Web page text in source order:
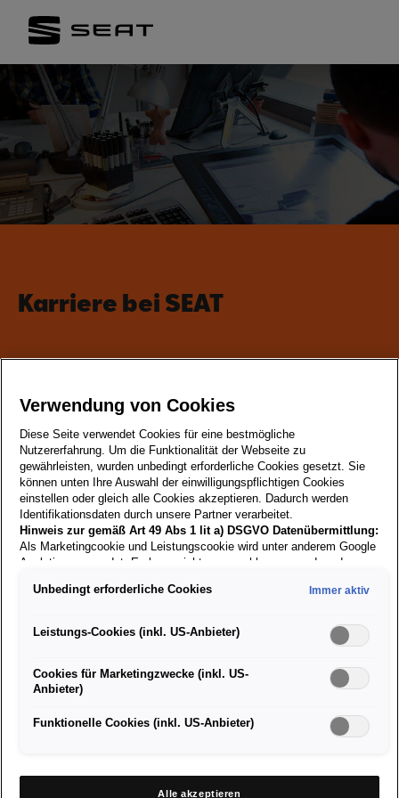
Karriere bei SEAT
Zurück zur
Suche
19.01.2026
Auto-Aufbereiter/in
Aufgabengebiet:
Du reinigst und pflegst Fahrzeuge innen und außen
Du führst Polierarbeiten durch
diverse Hilfsarbeiten und kleine Reparaturarbeiten
Du arbeitest eng mit anderen Abteilungen und
Verwendung von Cookies
Diese Seite verwendet Cookies für eine bestmögliche
Nutzererfahrung. Um die Funktionalität der Webseite zu
gewährleisten, wurden unbedingt erforderliche Cookies gesetzt. Sie
können unten Ihre Auswahl der einwilligungspflichtigen Cookies
einstellen oder gleich alle Cookies akzeptieren. Dadurch werden
Identifikationsdaten durch unsere Partner verarbeitet.
Hinweis zur gemäß Art 49 Abs 1 lit a) DSGVO Datenübermittlung:
Als Marketingcookie und Leistungscookie wird unter anderem Google
Analytics verwendet. Es kann nicht ausgeschlossen werden, dass
die USA (insbesondere dort an die Google LLC) weitergibt. In den
gleichwertiges Datenschutzniveau und es fehlt an einem
Angemessenheitsbeschluss der Europäischen Kommission. Hieraus
Betroffener in den USA nicht wirksam durchsetzen können, in den
USA keine Datenschutzgrundsätze bestehen, und weil nicht
Sicherheitsbehörden einen Zugriff auf Daten erlangen können, wobei
Eingriffe in Ihre persönlichen Rechte und Freiheiten nicht auf das
Unbedingt erforderliche Cookies Immer aktiv
Leistungs-Cookies (inkl. US-Anbieter)
Cookies für Marketingzwecke (inkl. US-
Anbieter)
Funktionelle Cookies (inkl. US-Anbieter)
Alle akzeptieren